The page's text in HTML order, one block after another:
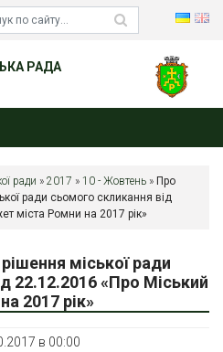
РАДА
ради » 2017 » 10 - Жовтень » Про
ради сьомого скликання від
міста Ромни на 2017 рік»
міської ради
22.12.2016 «Про Міський
2017 рік»
в 00:00